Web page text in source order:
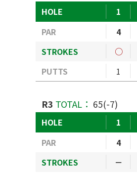
HOLE 1
PAR
4
STROKES
○
PUTTS
1
R3 TOTAL： 65(-7)
HOLE 1
PAR
4
STROKES
－